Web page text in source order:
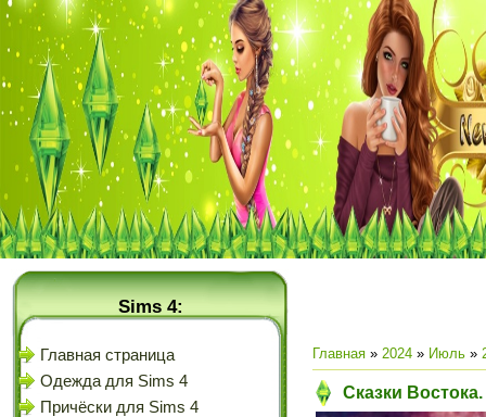
Sims 4:
Главная страница
Одежда для Sims 4
Причёски для Sims 4
Главная » 2024 » Июль »
Сказки